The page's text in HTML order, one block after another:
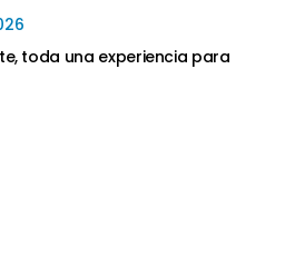
toda una experiencia para